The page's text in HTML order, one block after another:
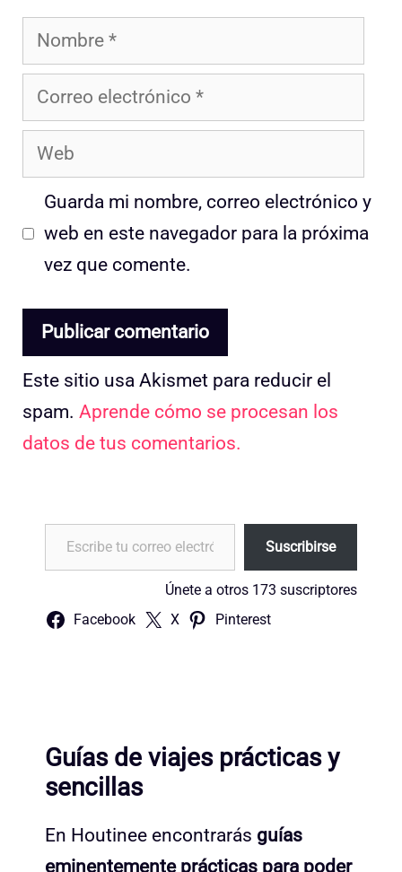
Nombre
Correo
electrónico
Web
Guarda mi nombre, correo electrónico y
web en este navegador para la próxima
vez que comente.
Este sitio usa Akismet para reducir el
spam. Aprende cómo se procesan los
datos de tus comentarios.
Escribe tu correo electrónico…
Suscribirse
Únete a otros 173 suscriptores
Facebook X Pinterest
Guías de viajes prácticas y
sencillas
En Houtinee encontrarás guías
eminentemente prácticas para poder